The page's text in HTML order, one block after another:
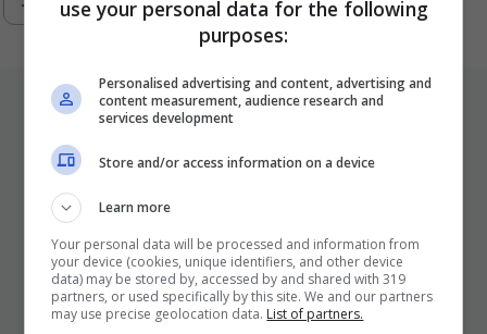
ULTIMI ARTICOLI
use your personal data for the following
purposes:
Personalised advertising and content, advertising and
content measurement, audience research and
services development
Store and/or access information on a device
Learn more
Your personal data will be processed and information from
your device (cookies, unique identifiers, and other device
data) may be stored by, accessed by and shared with 319
partners, or used specifically by this site. We and our partners
may use precise geolocation data. List of partners.